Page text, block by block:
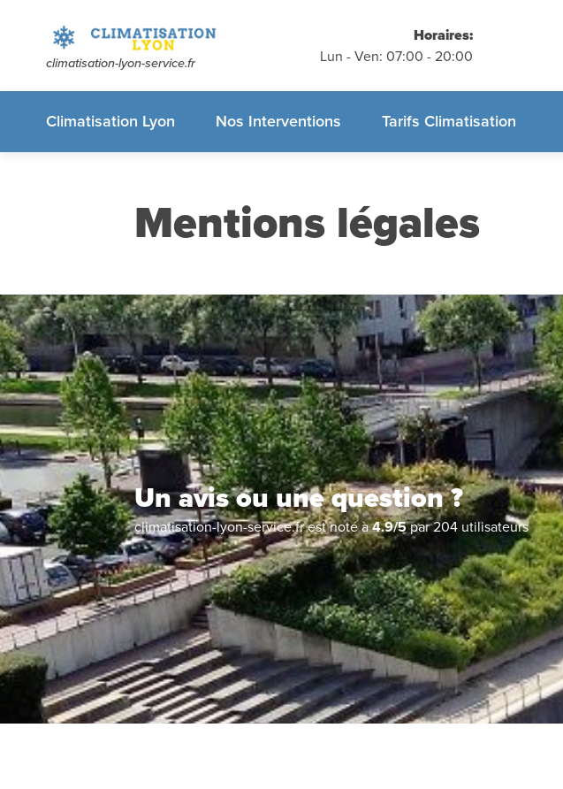
climatisation-lyon-service.fr
Horaires:
Lun - Ven: 07:00 - 20:00
Climatisation Lyon Nos Interventions Tarifs Climatisation
gratuits
sans
appelez-nous :
Mentions légales
Un avis ou une question ?
climatisation-lyon-service.frest noté à4.9/5 par204 utilisateurs